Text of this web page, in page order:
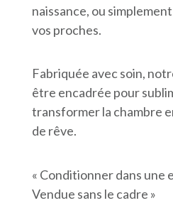
naissance, ou
vos proches.
Fabriquée avec soin,
être encadrée pour
transformer la chambre
de rêve.
« Conditionner dans une
Vendue sans le cadre »